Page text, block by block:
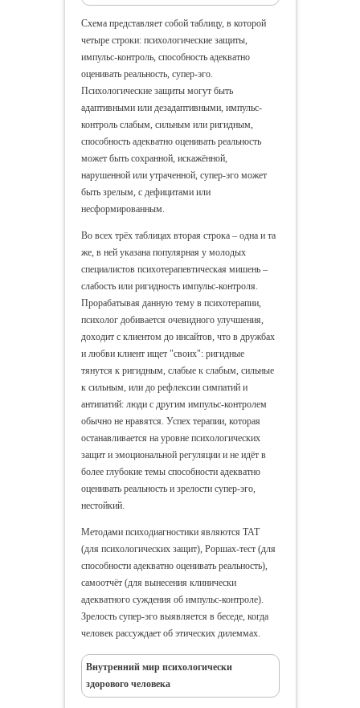
Схема представляет собой таблицу, в которой
четыре строки: психологические защиты,
импульс-контроль, способность адекватно
оценивать реальность, супер-эго.
Психологические защиты могут быть
адаптивными или дезадаптивными, импульс-
контроль слабым, сильным или ригидным,
способность адекватно оценивать реальность
может быть сохранной, искажённой,
нарушенной или утраченной, супер-эго может
быть зрелым, с дефицитами или
несформированным.
Во всех трёх таблицах вторая строка – одна и та
же, в ней указана популярная у молодых
специалистов психотерапевтическая мишень –
слабость или ригидность импульс-контроля.
Прорабатывая данную тему в психотерапии,
психолог добивается очевидного улучшения,
доходит с клиентом до инсайтов, что в дружбах
и любви клиент ищет "своих": ригидные
тянутся к ригидным, слабые к слабым, сильные
к сильным, или до рефлексии симпатий и
антипатий: люди с другим импульс-контролем
обычно не нравятся. Успех терапии, которая
останавливается на уровне психологических
защит и эмоциональной регуляции и не идёт в
более глубокие темы способности адекватно
оценивать реальность и зрелости супер-эго,
нестойкий.
Методами психодиагностики являются ТАТ
(для психологических защит), Роршах-тест (для
способности адекватно оценивать реальность),
самоотчёт (для вынесения клинически
адекватного суждения об импульс-контроле).
Зрелость супер-эго выявляется в беседе, когда
человек рассуждает об этических дилеммах.
Внутренний мир психологически
здорового человека